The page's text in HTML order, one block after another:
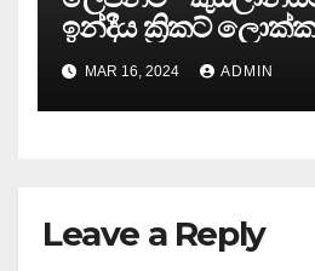
ඉන්දීය ක්‍රිකට්
තහනම් නියෝග …
MAR 16, 2024 ADMIN
Leave a Reply